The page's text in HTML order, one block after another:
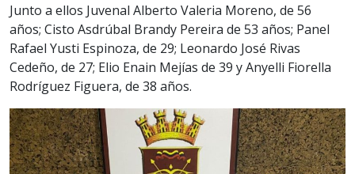
Junto a ellos Juvenal Alberto Valeria Moreno, de 56
años; Cisto Asdrúbal Brandy Pereira de 53 años; Panel
Rafael Yusti Espinoza, de 29; Leonardo José Rivas
Cedeño, de 27; Elio Enain Mejías de 39 y Anyelli Fiorella
Rodríguez Figuera, de 38 años.